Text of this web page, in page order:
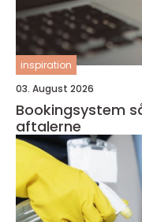
inspiration
03. August 2026
Bookingsystem sådan får du styr på
aftalerne